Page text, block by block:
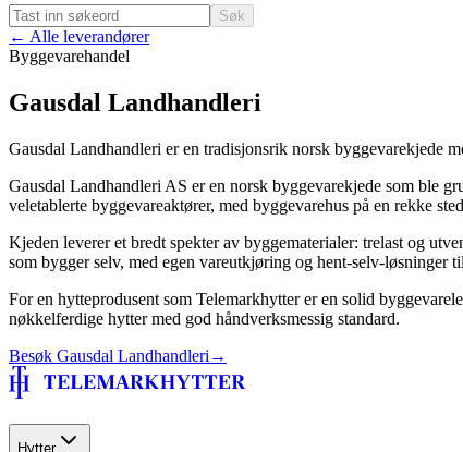
Søk
← Alle leverandører
Byggevarehandel
Gausdal Landhandleri
Gausdal Landhandleri er en tradisjonsrik norsk byggevarekjede
Gausdal Landhandleri AS er en norsk byggevarekjede som ble
veletablerte byggevareaktører, med byggevarehus på en rekke
Kjeden leverer et bredt spekter av byggematerialer: trelast og
som bygger selv, med egen vareutkjøring og hent-selv-løsninger
For en hytteprodusent som Telemarkhytter er en solid
nøkkelferdige hytter med god håndverksmessig standard.
Besøk Gausdal Landhandleri →
Hytter